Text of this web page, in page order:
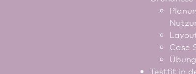
Case
Testfit in